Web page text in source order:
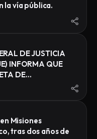
la vía pública.
DE JUSTICIA
INFORMA QUE
DE
EL DELITO DE
POR
POLICÍA MUNICIPAL
Misiones
tras dos años de